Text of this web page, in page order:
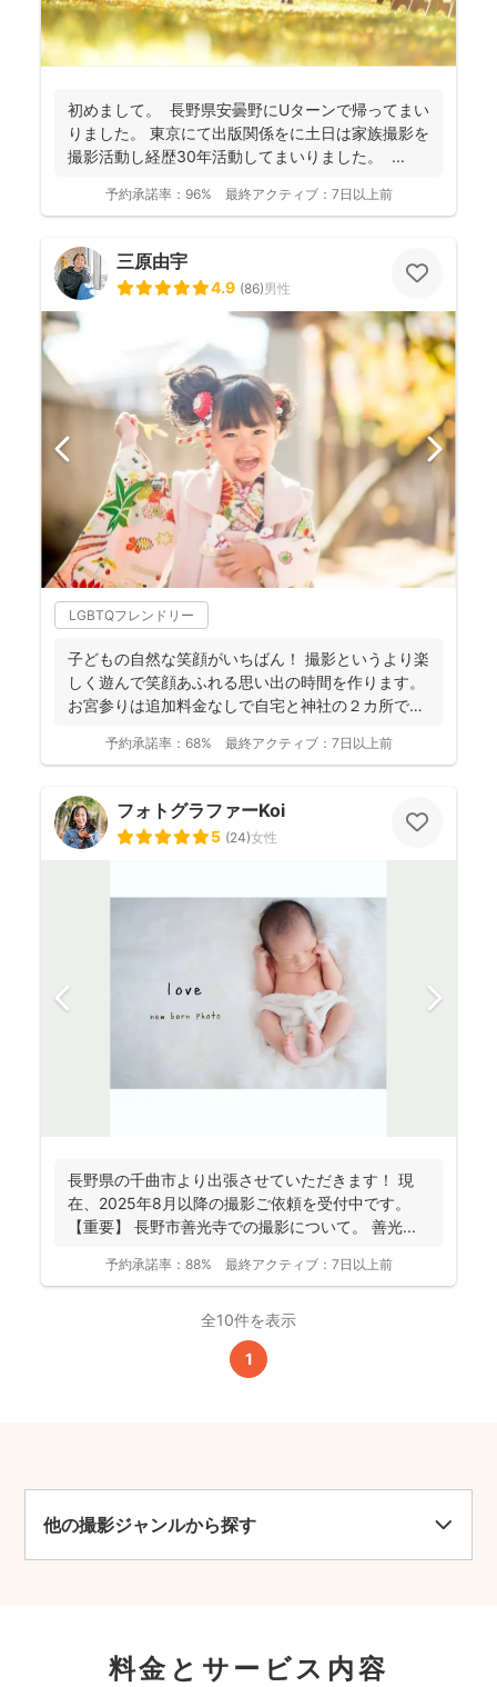
初めまして。 長野県安曇野にUターンで帰ってまい
りました。 東京にて出版関係をに土日は家族撮影を
撮影活動し経歴30年活動してまいりました。 ...
予約承諾率： 96% 最終アクティブ： 7日以上前
三原由宇
4.9 (86)男性
LGBTQフレンドリー
子どもの自然な笑顔がいちばん！ 撮影というより楽
しく遊んで笑顔あふれる思い出の時間を作ります。
お宮参りは追加料金なしで自宅と神社の２カ所で撮
予約承諾率： 68% 最終アクティブ： 7日以上前
フォトグラファーKoi
5 (24)女性
長野県の千曲市より出張させていただきます！ 現
在、2025年8月以降の撮影ご依頼を受付中です。
【重要】 長野市善光寺での撮影について。 善光...
予約承諾率： 88% 最終アクティブ： 7日以上前
全10件を表示
1
他の撮影ジャンルから探す
料金とサービス内容